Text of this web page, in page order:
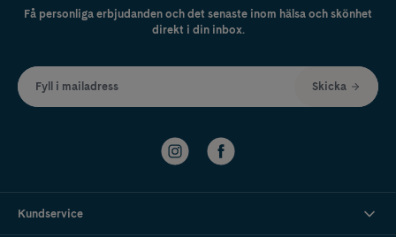
Få personliga erbjudanden och det senaste inom hälsa och skönhet
direkt i din inbox.
Fyll i mailadress Skicka
Kundservice